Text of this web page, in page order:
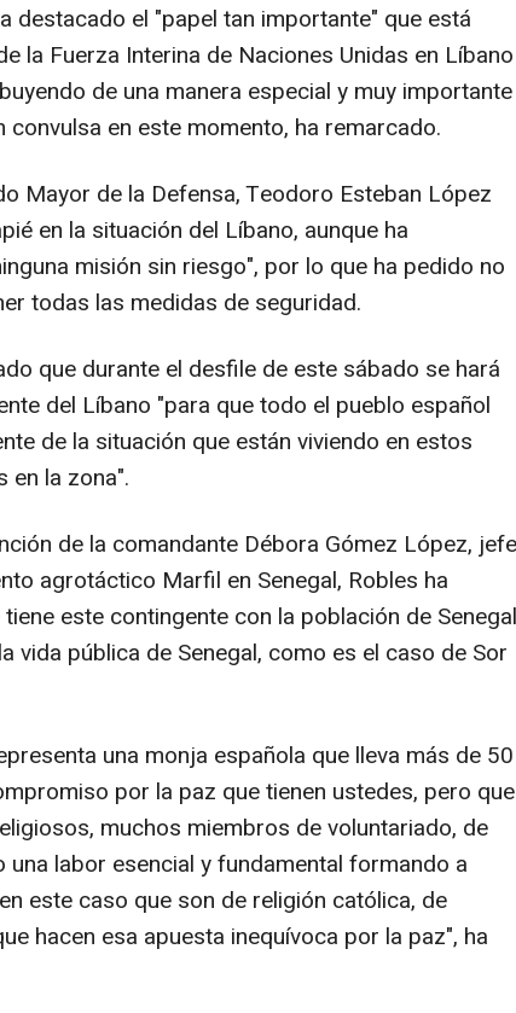
destacado el "papel tan importante" que está
la Fuerza Interina de Naciones Unidas en Líbano
de una manera especial y muy importante
convulsa en este momento, ha remarcado.
Mayor de la Defensa, Teodoro Esteban López
en la situación del Líbano, aunque ha
misión sin riesgo", por lo que ha pedido no
todas las medidas de seguridad.
que durante el desfile de este sábado se hará
del Líbano "para que todo el pueblo español
de la situación que están viviendo en estos
en la zona".
de la comandante Débora Gómez López, jefe
agrotáctico Marfil en Senegal, Robles ha
este contingente con la población de Senegal
vida pública de Senegal, como es el caso de Sor
una monja española que lleva más de 50
por la paz que tienen ustedes, pero que
muchos miembros de voluntariado, de
una labor esencial y fundamental formando a
este caso que son de religión católica, de
hacen esa apuesta inequívoca por la paz", ha